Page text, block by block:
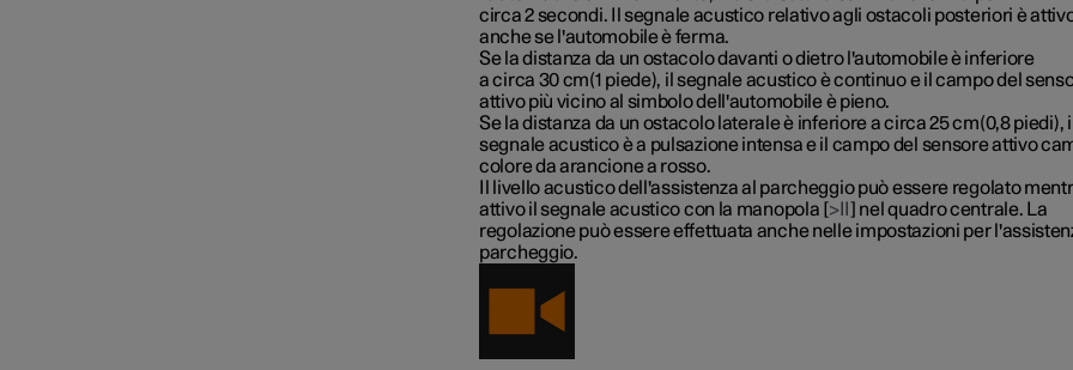
circa 2 secondi. Il segnale acustico relativo agli ostacoli posteriori è
anche se l'automobile è ferma.
Se la distanza da un ostacolo davanti o dietro l'automobile è inferiore
a circa 30 cm(1 piede), il segnale acustico è continuo e il campo del
attivo più vicino al simbolo dell'automobile è pieno.
Se la distanza da un ostacolo laterale è inferiorea circa 25 cm(0,8 piedi), il
segnale acustico è a pulsazione intensa e il campo del sensore attivo
colore da arancione a rosso.
Il livello acustico dell'assistenza al parcheggio può essere regolato
attivo il segnale acustico con la manopola [>II ] nel quadro centrale. La
regolazione può essere effettuata anche nelle impostazioni per
parcheggio.